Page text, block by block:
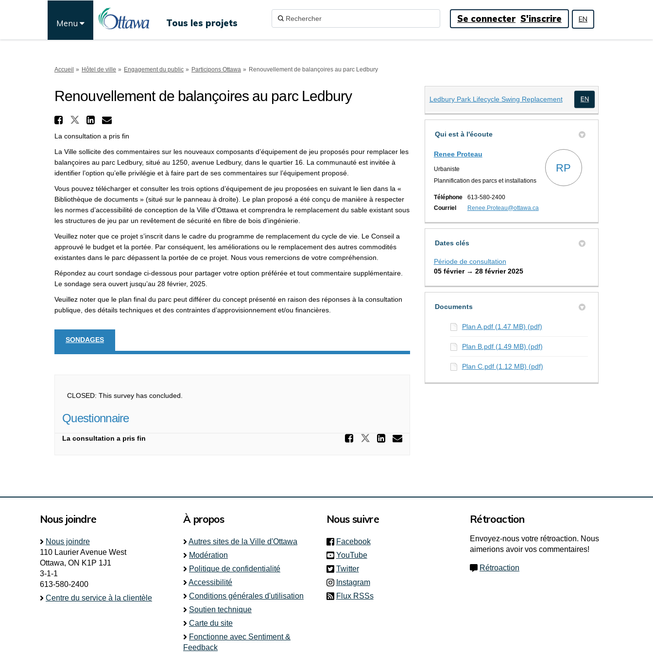
Menu EN
Tous les projets Se connecter S'inscrire
Vous êtes ici:
Accueil Hôtel de ville Engagement du public Participons Ottawa Renouvellement de balançoires au parc Ledbury
Renouvellement de balançoires au parc Ledbury
Partager Renouvellement de balançoires au parc Ledbury sur Facebook
Partager Renouvellement de balançoires au parc Ledbury sur Twitter
Partager Renouvellement de balançoires au parc Ledbury sur Linkedin
Courriel Renouvellement de balançoires au parc Ledbury lien
La consultation a pris fin
La Ville sollicite des commentaires sur les nouveaux composants d’équipement de jeu proposés pour remplacer les
balançoires au parc Ledbury, situé au 1250, avenue Ledbury, dans le quartier 16. La communauté est invitée à
identifier l’option qu’elle privilégie et à faire part de ses commentaires sur l’équipement proposé.
Vous pouvez télécharger et consulter les trois options d’équipement de jeu proposées en suivant le lien dans la «
Bibliothèque de documents » (situé sur le panneau à droite). Le plan proposé a été conçu de manière à respecter
les normes d’accessibilité de conception de la Ville d’Ottawa et comprendra le remplacement du sable existant sous
les structures de jeu par un revêtement de sécurité en fibre de bois d’ingénierie.
Veuillez noter que ce projet s’inscrit dans le cadre du programme de remplacement du cycle de vie. Le Conseil a
approuvé le budget et la portée. Par conséquent, les améliorations ou le remplacement des autres commodités
existantes dans le parc dépassent la portée de ce projet. Nous vous remercions de votre compréhension.
Répondez au court sondage ci-dessous pour partager votre option préférée et tout commentaire supplémentaire.
Le sondage sera ouvert jusqu’au 28 février, 2025.
Veuillez noter que le plan final du parc peut différer du concept présenté en raison des réponses à la consultation
publique, des détails techniques et des contraintes d’approvisionnement et/ou financières.
SONDAGES
CLOSED: This survey has concluded.
Questionnaire
La consultation a pris fin Partager Questionnaire sur Facebook
Partager Questionnaire sur Twitter
Partager Questionnaire sur Linkedin
Courriel Questionnaire lien
Ledbury Park Lifecycle Swing Replacement(Liens externes)
(Liens externes)
Qui est à l'écoute
Renee Proteau
Urbaniste
Plannification des parcs et installations
RP
Téléphone
613-580-2400
Courriel
Renee.Proteau@ottawa.ca(Liens externes)
Dates clés
Période de consultation
05 février → 28 février 2025
Documents
Plan A.pdf (1.47 MB) (pdf)
Plan B.pdf (1.49 MB) (pdf)
Plan C.pdf (1.12 MB) (pdf)
Nous joindre
Nous joindre
110 Laurier Avenue West
Ottawa, ON K1P 1J1
3-1-1
613-580-2400
Centre du service à la clientèle
À propos
Autres sites de la Ville d'Ottawa
Modération
Politique de confidentialité
Accessibilité
Conditions générales d'utilisation
Soutien technique
Carte du site
Fonctionne avec Sentiment &
Feedback
Nous suivre
Facebook(link is external)
YouTube
Twitter(link is external)
Instagram
Flux RSSs
Rétroaction
Envoyez-nous votre rétroaction. Nous
aimerions avoir vos commentaires!
Rétroaction